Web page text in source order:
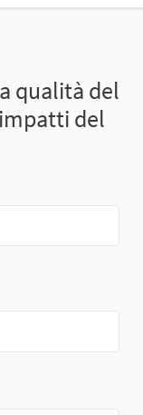
qualità del
del